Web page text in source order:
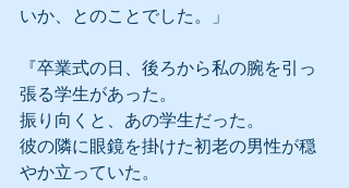
いか、とのことでした。」
『卒業式の日、後ろから私の腕を引っ
張る学生があった。
振り向くと、あの学生だった。
彼の隣に眼鏡を掛けた初老の男性が穏
やか立っていた。